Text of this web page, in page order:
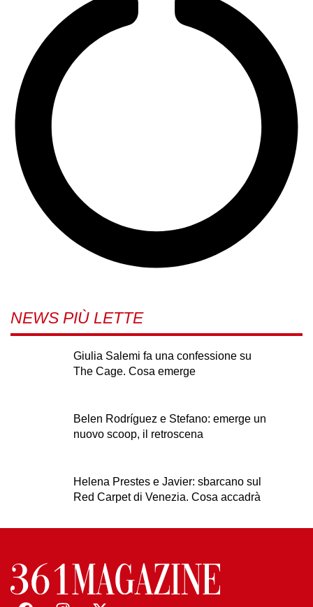
NEWS PIÙ LETTE
Giulia Salemi fa una confessione su
The Cage. Cosa emerge
Belen Rodríguez e Stefano: emerge un
nuovo scoop, il retroscena
Helena Prestes e Javier: sbarcano sul
Red Carpet di Venezia. Cosa accadrà